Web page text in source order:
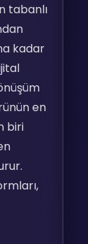
tabanlı
kadar
en
biri